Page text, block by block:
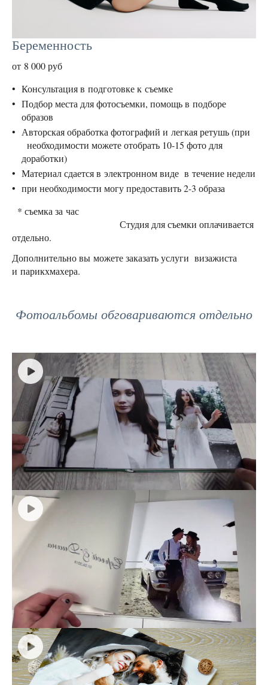
Беременность
от 8 000 руб
Консультация в подготовке к съемке
Подбор места для фотосъемки, помощь в подборе
образов
Авторская обработка фотографий и легкая ретушь (при
необходимости можете отобрать 10-15 фото для
доработки)
Материал сдается в электронном виде в течение недели
при необходимости могу предоставить 2-3 образа
* съемка за час
Студия для съемки оплачивается
отдельно.
Дополнительно вы можете заказать услуги визажиста
и парикхмахера.
Фотоальбомы обговариваются отдельно